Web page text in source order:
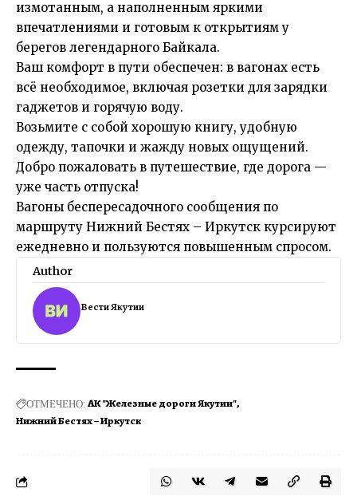
измотанным, а наполненным яркими
впечатлениями и готовым к открытиям у
берегов легендарного Байкала.
Ваш комфорт в пути обеспечен: в вагонах есть
всё необходимое, включая розетки для зарядки
гаджетов и горячую воду.
Возьмите с собой хорошую книгу, удобную
одежду, тапочки и жажду новых ощущений.
Добро пожаловать в путешествие, где дорога —
уже часть отпуска!
Вагоны беспересадочного сообщения по
маршруту Нижний Бестях – Иркутск курсируют
ежедневно и пользуются повышенным спросом.
Author
Вести Якутии
ОТМЕЧЕНО: АК "Железные дороги Якутии"
Нижний Бестях – Иркутск